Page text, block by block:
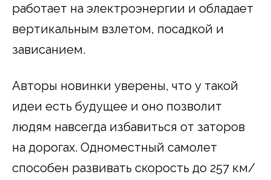
работает на электроэнергии и обладает
вертикальным взлетом, посадкой и
зависанием.
Авторы новинки уверены, что у такой
идеи есть будущее и оно позволит
людям навсегда избавиться от заторов
на дорогах. Одноместный самолет
способен развивать скорость до 257 км/